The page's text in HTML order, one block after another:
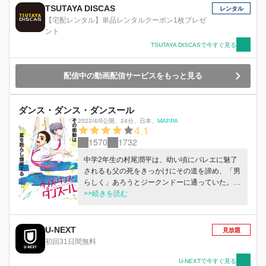
TSUTAYA DISCAS
【宅配レンタル】単品レンタルクーポン1枚プレゼ
ント
レンタル
TSUTAYA DISCASで今すぐ見る
配信中の動画配信サービスをもっと見る
ダンス・ダンス・ダンスール
2022/4/8公開 24分 日本 MAPPA
4.1
1570 1732
中学2年生の村尾潤平は、幼い頃にバレエに魅了
されるも父の死をきっかけにその道を諦め、「男
らしく」あろうとジークンドーに通っていた。
ある日、クラスメイトの五代都にバレエへの興味
が開くバレエスタジオに出入りするようになった
潤平は、かつての情熱を再燃させ、バレエを習う
ことになるのだが――。 潤平の前に現れたの
鶯。 潤平は圧倒的な実力差に打ちのめされる
>>続きを読む
U-NEXT
初回31日間無料
見放題
U-NEXTで今すぐ見る